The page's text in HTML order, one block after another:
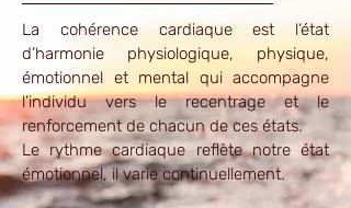
La cohérence cardiaque est l’état
d’harmonie physiologique, physique,
émotionnel et mental qui accompagne
l’individu vers le recentrage et le
renforcement de chacun de ces états.
Le rythme cardiaque reflète notre état
émotionnel, il varie continuellement.